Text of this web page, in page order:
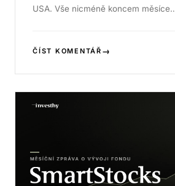
USA. Vše nicméně koncem
ČÍST KOMENTÁŘ →